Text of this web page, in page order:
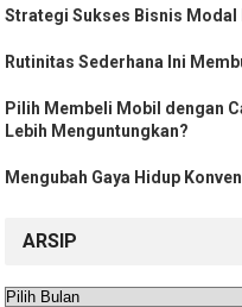
Strategi Sukses Bisnis Modal
Rutinitas Sederhana Ini
Pilih Membeli Mobil dengan
Lebih Menguntungkan?
Mengubah Gaya Hidup
ARSIP
Arsip